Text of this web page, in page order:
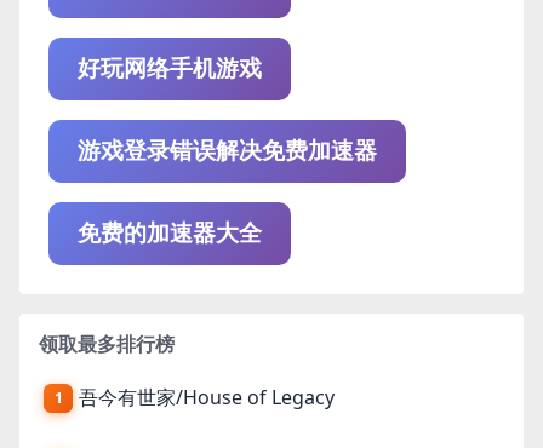
好玩网络手机游戏
游戏登录错误解决免费加速器
免费的加速器大全
领取最多排行榜
1 吾今有世家/House of Legacy